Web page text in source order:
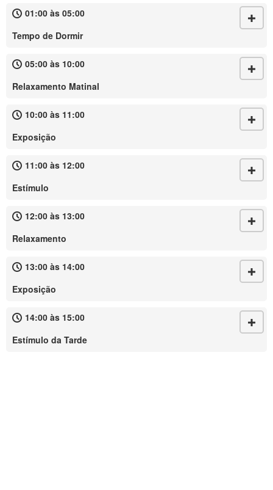
01:00 às 05:00
Tempo de Dormir
05:00 às 10:00
Relaxamento Matinal
10:00 às 11:00
Exposição
11:00 às 12:00
Estímulo
12:00 às 13:00
Relaxamento
13:00 às 14:00
Exposição
14:00 às 15:00
Estímulo da Tarde